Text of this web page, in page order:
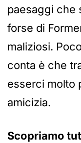
paesaggi che
forse di
maliziosi.
conta è che
esserci molto
amicizia.
Scopriamo